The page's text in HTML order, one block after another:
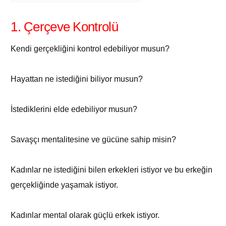
1. Çerçeve Kontrolü
Kendi gerçekliğini kontrol edebiliyor musun?
Hayattan ne istediğini biliyor musun?
İstediklerini elde edebiliyor musun?
Savaşçı mentalitesine ve gücüne sahip misin?
Kadınlar ne istediğini bilen erkekleri istiyor ve bu erkeğin
gerçekliğinde yaşamak istiyor.
Kadınlar mental olarak güçlü erkek istiyor.